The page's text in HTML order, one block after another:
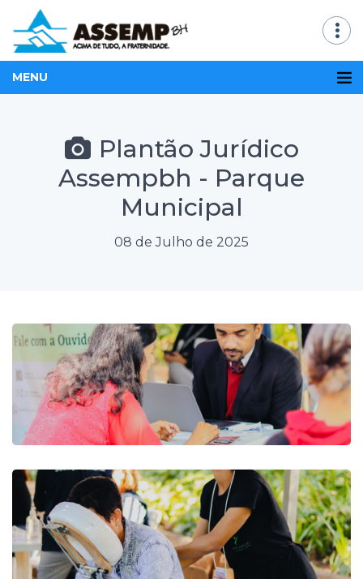
MENU
Plantão Jurídico
Assempbh - Parque
Municipal
08 de Julho de 2025